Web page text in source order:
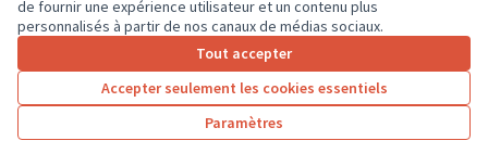
de fournir une expérience utilisateur et un contenu plus
personnalisés à partir de nos canaux de médias sociaux.
Tout accepter
Accepter seulement les cookies essentiels
Paramètres
La classe en dehors des murs
Soumis au vote
0